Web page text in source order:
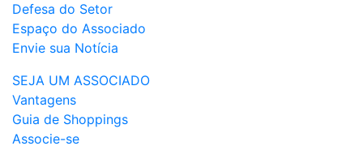
Defesa do Setor
Espaço do Associado
Envie sua Notícia
SEJA UM ASSOCIADO
Vantagens
Guia de Shoppings
Associe-se